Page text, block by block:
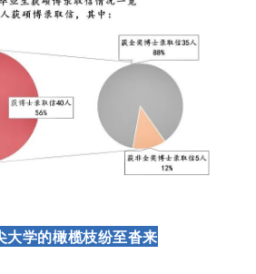
大学的橄榄枝纷至沓来